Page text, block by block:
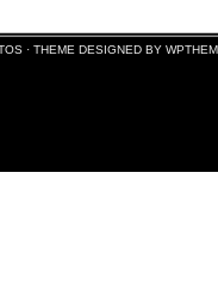
· THEME DESIGNED BY